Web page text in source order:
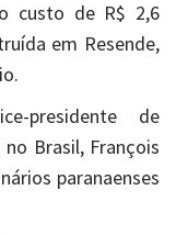
custo de R$ 2,6
em Resende,
presidente de
Brasil, François
paranaenses